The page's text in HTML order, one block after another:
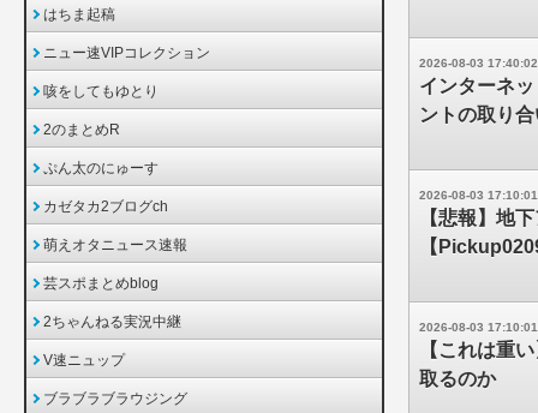
2026-08-03 17:40:02
インターネ
ントの取り合
2026-08-03 17:10:01
【悲報】地
【
2026-08-03 17:10:01
【これは重
取るのか
はちま起稿
ニュー速VIPコレクション
咳をしてもゆとり
2のまとめR
ぷん太のにゅーす
カゼタカ2ブログch
萌えオタニュース速報
芸スポまとめblog
2ちゃんねる実況中継
V速ニュップ
ブラブラブラウジング